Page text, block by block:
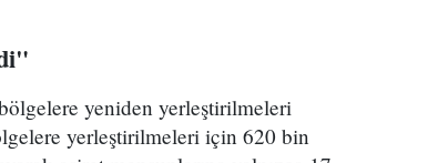
yeniden yerleştirilmeleri
yerleştirilmeleri için 620 bin